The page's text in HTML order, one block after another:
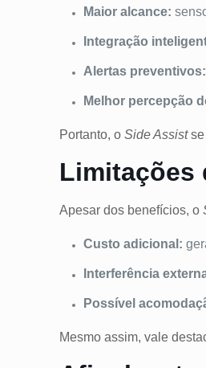
Maior alcance:
Integração
Alertas preventivos:
Melhor percepção
Portanto, oSide Assistse
Limitações
Apesar dos benefícios, o
Custo adicional:
Interferência
Possível
Mesmo assim, vale